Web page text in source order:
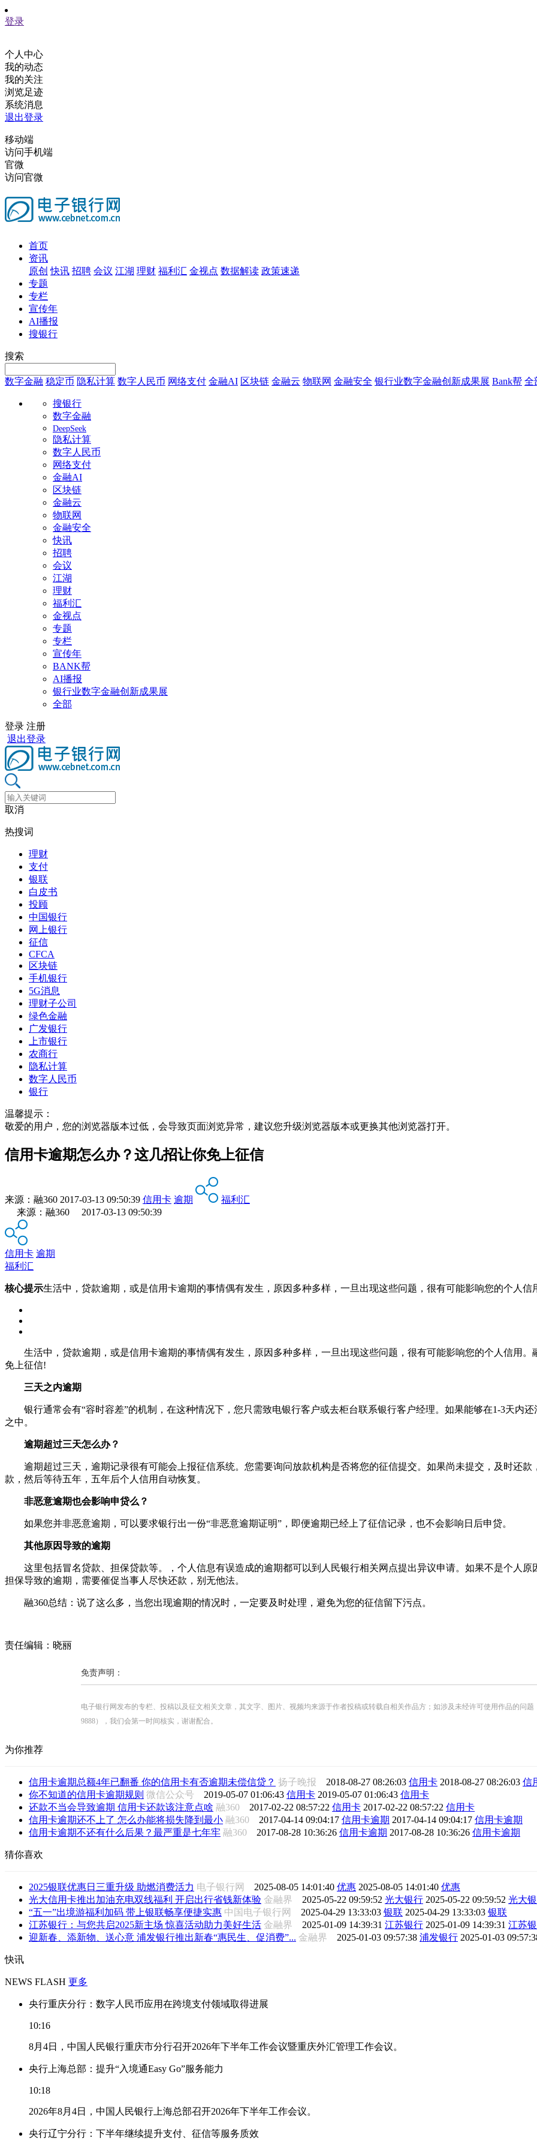
登录
个人中心
我的动态
我的关注
浏览足迹
系统消息
退出登录
移动端
访问手机端
官微
访问官微
首页
资讯
原创 快讯 招聘 会议 江湖 理财 福利汇 金视点 数据解读 政策速递
专题
专栏
宣传年
AI播报
搜银行
搜索
数字金融 稳定币 隐私计算 数字人民币 网络支付 金融AI 区块链 金融云 物联网 金融安全 银行业数字金融创新成果展 Bank帮 全
搜银行
数字金融
DeepSeek
隐私计算
数字人民币
网络支付
金融AI
区块链
金融云
物联网
金融安全
快讯
招聘
会议
江湖
理财
福利汇
金视点
专题
专栏
宣传年
BANK帮
AI播报
银行业数字金融创新成果展
全部
登录 注册
退出登录
取消
热搜词
理财
支付
银联
白皮书
投顾
中国银行
网上银行
征信
CFCA
区块链
手机银行
5G消息
理财子公司
绿色金融
广发银行
上市银行
农商行
隐私计算
数字人民币
银行
温馨提示：
敬爱的用户，您的浏览器版本过低，会导致页面浏览异常，建议您升级浏览器版本或更换其他浏览器打开。
信用卡逾期怎么办？这几招让你免上征信
来源： 融360 2017-03-13 09:50:39 信用卡 逾期
福利汇
来源：融360 2017-03-13 09:50:39
信用卡 逾期
福利汇
核心提示生活中，贷款逾期，或是信用卡逾期的事情偶有发生，原因多种多样，一旦出现这些问题，很有可能影响您的个人信
生活中，贷款逾期，或是信用卡逾期的事情偶有发生，原因多种多样，一旦出现这些问题，很有可能影响您的个人信用。
免上征信!
三天之内逾期
银行通常会有“容时容差”的机制，在这种情况下，您只需致电银行客户或去柜台联系银行客户经理。如果能够在1-3天内
之中。
逾期超过三天怎么办？
逾期超过三天，逾期记录很有可能会上报征信系统。您需要询问放款机构是否将您的征信提交。如果尚未提交，及时还款
款，然后等待五年，五年后个人信用自动恢复。
非恶意逾期也会影响申贷么？
如果您并非恶意逾期，可以要求银行出一份“非恶意逾期证明”，即便逾期已经上了征信记录，也不会影响日后申贷。
其他原因导致的逾期
这里包括冒名贷款、担保贷款等。，个人信息有误造成的逾期都可以到人民银行相关网点提出异议申请。如果不是个人原
担保导致的逾期，需要催促当事人尽快还款，别无他法。
融360总结：说了这么多，当您出现逾期的情况时，一定要及时处理，避免为您的征信留下污点。
责任编辑：晓丽
免责声明：
电子银行网发布的专栏、投稿以及征文相关文章，其文字、图片、视频均来源于作者投稿或转载自相关作品方；如涉及未经许可使用作品的问题
9888），我们会第一时间核实，谢谢配合。
为你推荐
信用卡逾期总额4年已翻番 你的信用卡有否逾期未偿信贷？ 扬子晚报 2018-08-27 08:26:03 信用卡 2018-08-27 08:26:03 信
你不知道的信用卡逾期规则 微信公众号 2019-05-07 01:06:43 信用卡 2019-05-07 01:06:43 信用卡
还款不当会导致逾期 信用卡还款该注意点啥 融360 2017-02-22 08:57:22 信用卡 2017-02-22 08:57:22 信用卡
信用卡逾期还不上了 怎么办能将损失降到最小 融360 2017-04-14 09:04:17 信用卡逾期 2017-04-14 09:04:17 信用卡逾期
信用卡逾期不还有什么后果？最严重是七年牢 融360 2017-08-28 10:36:26 信用卡逾期 2017-08-28 10:36:26 信用卡逾期
猜你喜欢
2025银联优惠日三重升级 助燃消费活力 电子银行网 2025-08-05 14:01:40 优惠 2025-08-05 14:01:40 优惠
光大信用卡推出加油充电双线福利 开启出行省钱新体验 金融界 2025-05-22 09:59:52 光大银行 2025-05-22 09:59:52 光大
“五一”出境游福利加码 带上银联畅享便捷实惠 中国电子银行网 2025-04-29 13:33:03 银联 2025-04-29 13:33:03 银联
江苏银行：与您共启2025新主场 惊喜活动助力美好生活 金融界 2025-01-09 14:39:31 江苏银行 2025-01-09 14:39:31 江苏
迎新春、添新物、送心意 浦发银行推出新春“惠民生、促消费”... 金融界 2025-01-03 09:57:38 浦发银行 2025-01-03
快讯
NEWS FLASH 更多
央行重庆分行：数字人民币应用在跨境支付领域取得进展
10:16
8月4日，中国人民银行重庆市分行召开2026年下半年工作会议暨重庆外汇管理工作会议。
央行上海总部：提升“入境通Easy Go”服务能力
10:18
2026年8月4日，中国人民银行上海总部召开2026年下半年工作会议。
央行辽宁分行：下半年继续提升支付、征信等服务质效